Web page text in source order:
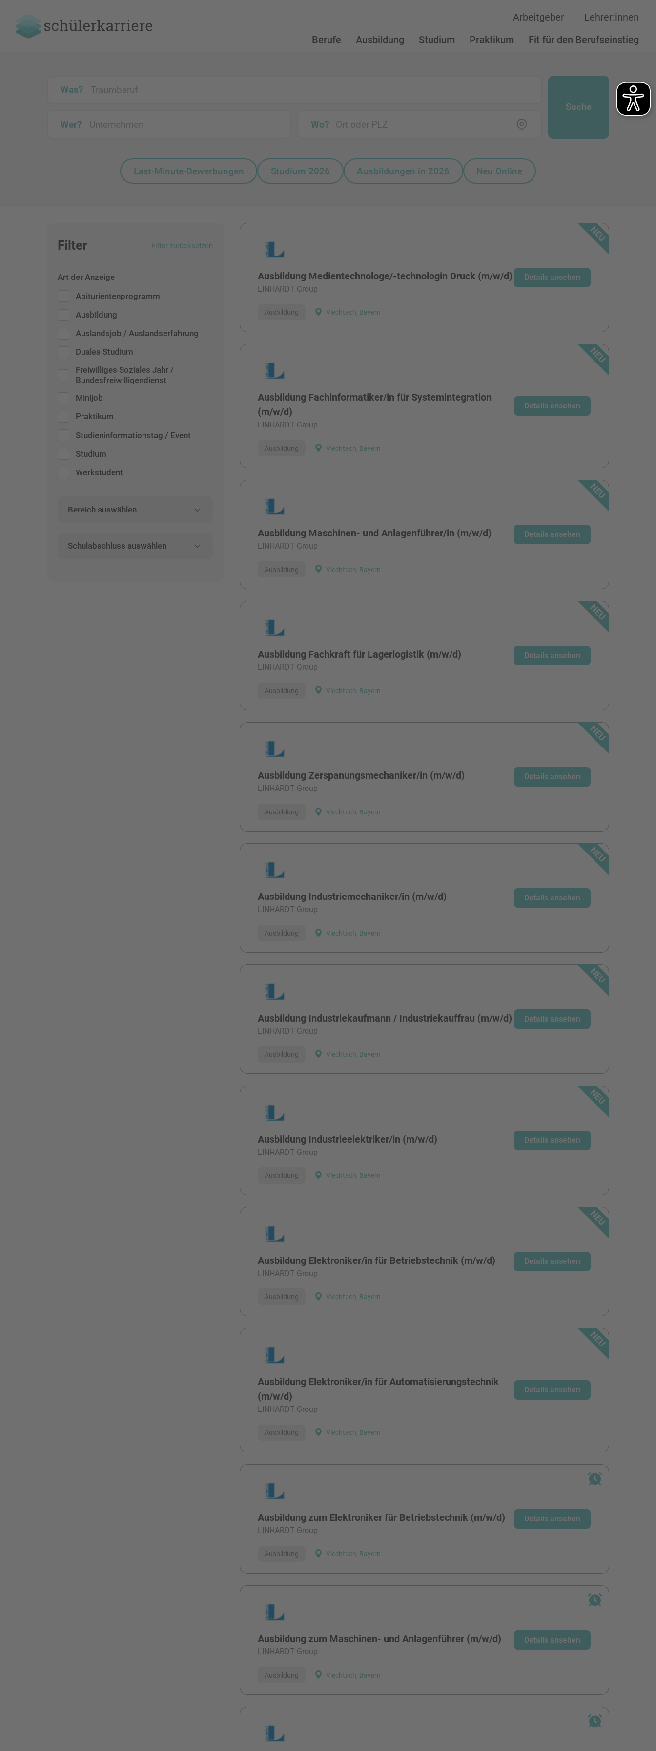
Berufe Ausbildung Studium Praktikum Fit für den Berufseinstieg
Arbeitgeber Lehrer:innen
Was?
Wer? Wo?
Suche
Last-Minute-Bewerbungen Studium 2026 Ausbildungen in 2026 Neu Online
Filter Filter zurücksetzen
Art der Anzeige
Abiturientenprogramm
Ausbildung
Auslandsjob / Auslandserfahrung
Duales Studium
Freiwilliges Soziales Jahr /
Bundesfreiwilligendienst
Minijob
Praktikum
Studieninformationstag / Event
Studium
Werkstudent
Bereich auswählen
Schulabschluss auswählen
Alle Stellen
Ausbildung Medientechnologe/-technologin Druck (m/w/d)
LINHARDT Group
Viechtach, Bayern
Ausbildung
Details ansehen
Ausbildung Fachinformatiker/in für Systemintegration
(m/w/d)
LINHARDT Group
Viechtach, Bayern
Ausbildung
Details ansehen
Ausbildung Maschinen- und Anlagenführer/in (m/w/d)
LINHARDT Group
Viechtach, Bayern
Ausbildung
Details ansehen
Ausbildung Fachkraft für Lagerlogistik (m/w/d)
LINHARDT Group
Viechtach, Bayern
Ausbildung
Details ansehen
Ausbildung Zerspanungsmechaniker/in (m/w/d)
LINHARDT Group
Viechtach, Bayern
Ausbildung
Details ansehen
Ausbildung Industriemechaniker/in (m/w/d)
LINHARDT Group
Viechtach, Bayern
Ausbildung
Details ansehen
Ausbildung Industriekaufmann / Industriekauffrau (m/w/d)
LINHARDT Group
Viechtach, Bayern
Ausbildung
Details ansehen
Ausbildung Industrieelektriker/in (m/w/d)
LINHARDT Group
Viechtach, Bayern
Ausbildung
Details ansehen
Ausbildung Elektroniker/in für Betriebstechnik (m/w/d)
LINHARDT Group
Viechtach, Bayern
Ausbildung
Details ansehen
Ausbildung Elektroniker/in für Automatisierungstechnik
(m/w/d)
LINHARDT Group
Viechtach, Bayern
Ausbildung
Details ansehen
Ausbildung zum Elektroniker für Betriebstechnik (m/w/d)
LINHARDT Group
Viechtach, Bayern
Ausbildung
Details ansehen
Ausbildung zum Maschinen- und Anlagenführer (m/w/d)
LINHARDT Group
Viechtach, Bayern
Ausbildung
Details ansehen